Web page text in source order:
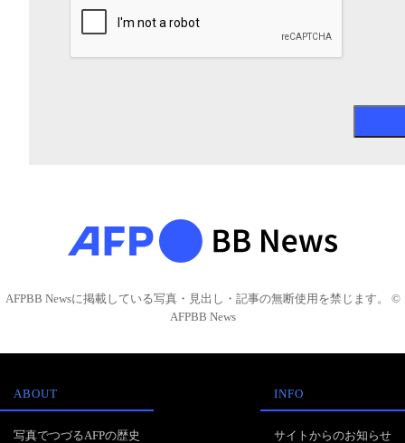
AFPBB Newsに掲載している写真・見出し・記事の無断使用を禁じます。 ©
AFPBB News
ABOUT
写真でつづるAFPの歴史
INFO
サイトからのお知らせ